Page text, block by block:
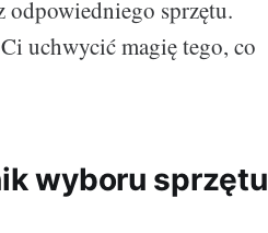
odpowiedniego sprzętu.
uchwycić magię tego, co
wyboru sprzętu